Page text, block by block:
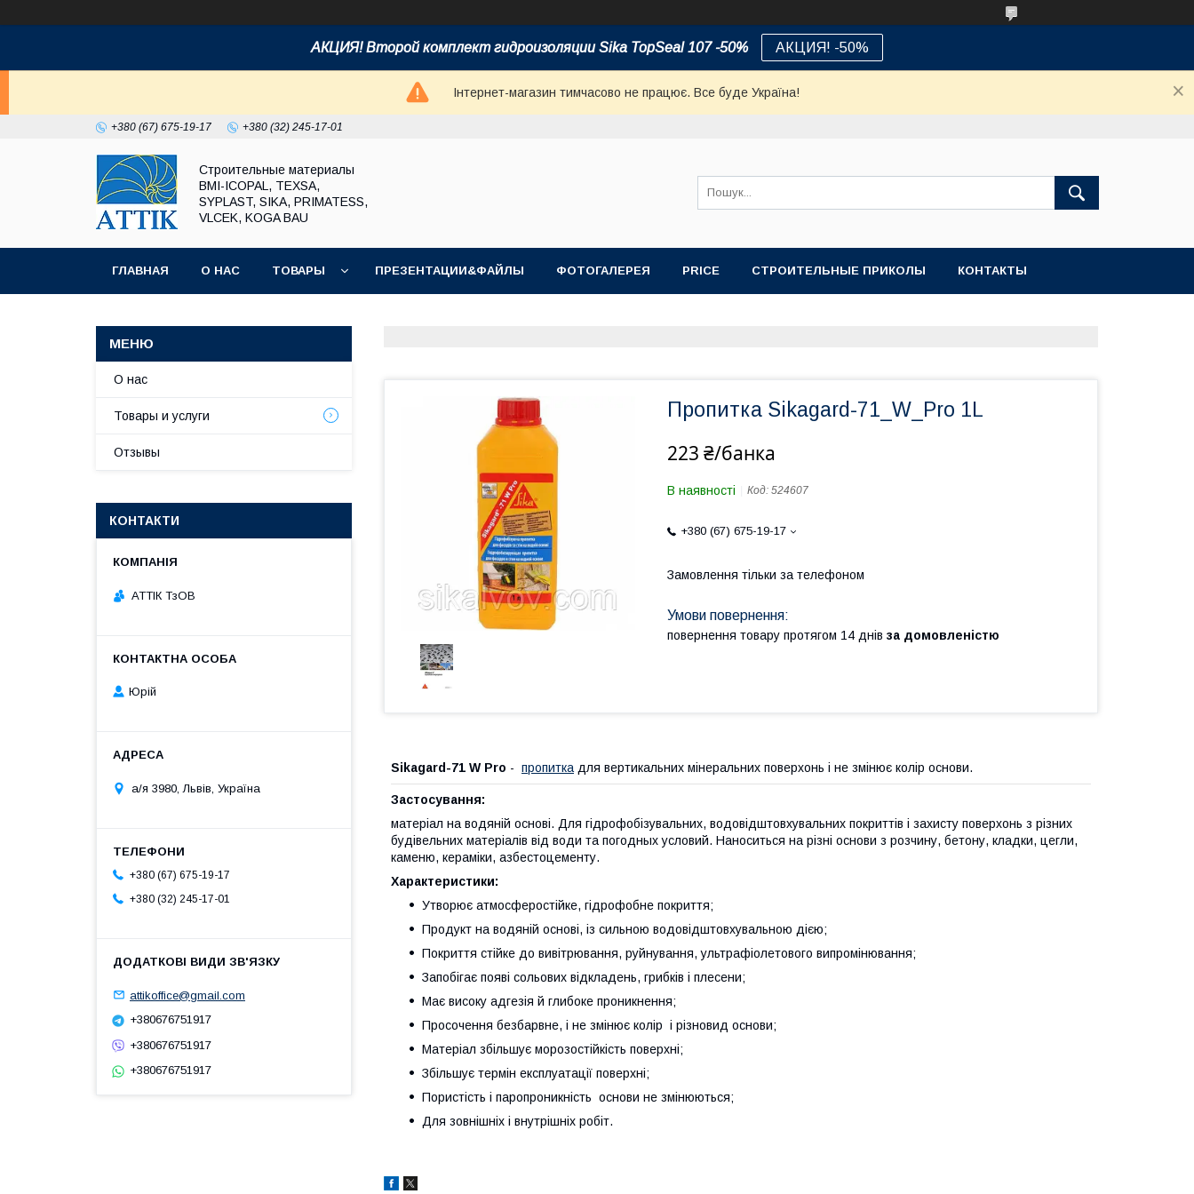
АКЦИЯ! Второй комплект гидроизоляции Sika TopSeal 107 -50% АКЦИЯ! -50%
Інтернет-магазин тимчасово не працює. Все буде Україна!
+380 (67) 675-19-17 +380 (32) 245-17-01
Строительные материалы
BMI-ICOPAL, TEXSA,
SYPLAST, SIKA, PRIMATESS,
VLCEK, KOGA BAU
ГЛАВНАЯ О НАС ТОВАРЫ ПРЕЗЕНТАЦИИ&ФАЙЛЫ ФОТОГАЛЕРЕЯ PRICE СТРОИТЕЛЬНЫЕ ПРИКОЛЫ КОНТАКТЫ
Пропитка Sikagard-71_W_Pro 1L
223 ₴/банка
В наявності Код: 524607
+380 (67) 675-19-17
Замовлення тільки за телефоном
повернення товару протягом 14 днів за домовленістю
Sikagard-71 W Pro - пропитка для вертикальних мінеральних поверхонь і не змінює колір основи.
Застосування:
матеріал на водяній основі. Для гідрофобізувальних, водовідштовхувальних покриттів і захисту поверхонь з різних
будівельних матеріалів від води та погодных условий. Наноситься на різні основи з розчину, бетону, кладки, цегли,
каменю, кераміки, азбестоцементу.
Характеристики:
Утворює атмосферостійке, гідрофобне покриття;
Продукт на водяній основі, із сильною водовідштовхувальною дією;
Покриття стійке до вивітрювання, руйнування, ультрафіолетового випромінювання;
Запобігає появі сольових відкладень, грибків і плесени;
Має високу адгезія й глибоке проникнення;
Просочення безбарвне, і не змінює колір і різновид основи;
Матеріал збільшує морозостійкість поверхні;
Збільшує термін експлуатації поверхні;
Пористість і паропроникність основи не змінюються;
Для зовнішніх і внутрішніх робіт.
О нас
Товары и услуги
Отзывы
КОНТАКТИ
АТТІК ТзОВ
Юрій
а/я 3980, Львів, Україна
+380 (67) 675-19-17
+380 (32) 245-17-01
attikoffice@gmail.com
+380676751917
+380676751917
+380676751917